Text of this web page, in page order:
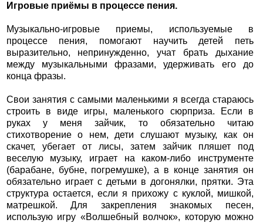
Игровые приёмы в процессе пения.
Музыкально-игровые приемы, используемые в
процессе пения, помогают научить детей петь
выразительно, непринужденно, учат брать дыхание
между музыкальными фразами, удерживать его до
конца фразы.
Свои занятия с самыми маленькими я всегда стараюсь
строить в виде игры, маленького сюрприза. Если в
руках у меня зайчик, то обязательно читаю
стихотворение о нем, дети слушают музыку, как он
скачет, убегает от лисы, затем зайчик пляшет под
веселую музыку, играет на каком-либо инструменте
(барабане, бубне, погремушке), а в конце занятия он
обязательно играет с детьми в догонялки, прятки. Эта
структура остается, если я прихожу с куклой, мишкой,
матрешкой. Для закрепления знакомых песен,
использую игру «Волшебный волчок», которую можно